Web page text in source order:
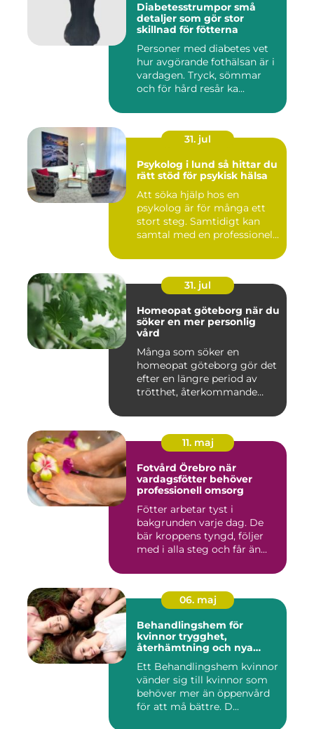
Diabetesstrumpor små
detaljer som gör stor
skillnad för fötterna
Personer med diabetes vet
hur avgörande fothälsan är i
vardagen. Tryck, sömmar
och för hård resår ka...
31. jul
Psykolog i lund så hittar du
rätt stöd för psykisk hälsa
Att söka hjälp hos en
psykolog är för många ett
stort steg. Samtidigt kan
samtal med en professionel...
31. jul
Homeopat göteborg när du
söker en mer personlig
vård
Många som söker en
homeopat göteborg gör det
efter en längre period av
trötthet, återkommande
11. maj
Fotvård Örebro när
vardagsfötter behöver
professionell omsorg
Fötter arbetar tyst i
bakgrunden varje dag. De
bär kroppens tyngd, följer
med i alla steg och får än...
06. maj
Behandlingshem för
kvinnor trygghet,
återhämtning och nya
Ett Behandlingshem kvinnor
vänder sig till kvinnor som
behöver mer än öppenvård
för att må bättre. D...